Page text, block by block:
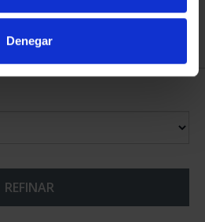
Denegar
REFINAR